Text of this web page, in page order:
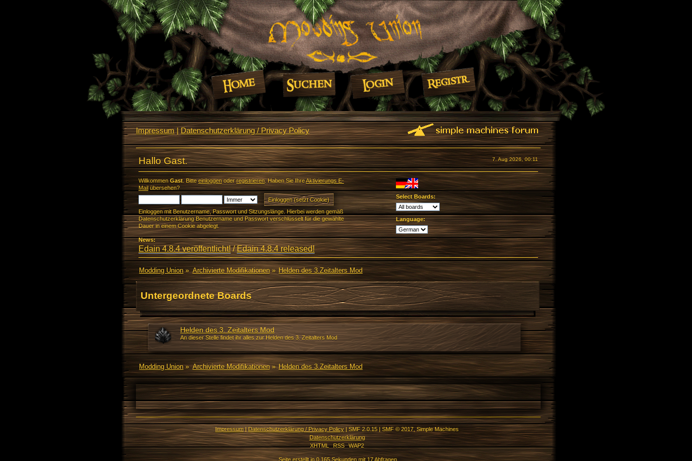
Impressum|Datenschutzerklärung / Privacy Policy
7. Aug 2026, 00:11
Hallo Gast.
Willkommen Gast. Bitte einloggenoderregistrieren. Haben Sie IhreAktivierungs E-
Mailübersehen?
Einloggen mit Benutzername, Passwort und Sitzungslänge. Hierbei werden gemäß
Datenschutzerklärung Benutzername und Passwort verschlüsselt für die gewählte
Dauer in einem Cookie abgelegt.
Select Boards:
Language:
News:
Edain 4.8.4 veröffentlicht!/Edain 4.8.4 released!
Modding Union» Archivierte Modifikationen» Helden des 3.Zeitalters Mod
Untergeordnete Boards
Helden des 3. Zeitalters Mod
An dieser Stelle findet ihr alles zur Helden des 3. Zeitalters Mod
Modding Union» Archivierte Modifikationen» Helden des 3.Zeitalters Mod
Impressum|Datenschutzerklärung / Privacy Policy|SMF 2.0.15 |SMF © 2017,Simple Machines
Datenschutzerklärung
XHTML
RSS WAP2
Seite erstellt in 0.165 Sekunden mit 17 Abfragen.